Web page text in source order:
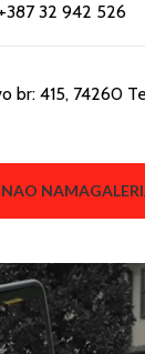
+387 32 942 526
br: 415, 74260
O NAMA